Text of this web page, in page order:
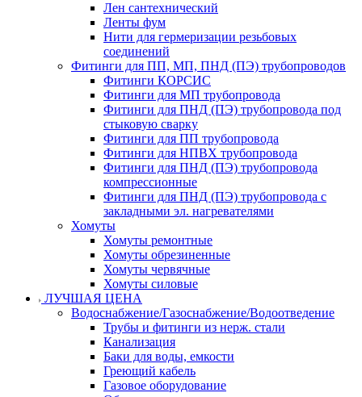
Лен сантехнический
Ленты фум
Нити для гермеризации резьбовых
соединений
Фитинги для ПП, МП, ПНД (ПЭ) трубопроводов
Фитинги КОРСИС
Фитинги для МП трубопровода
Фитинги для ПНД (ПЭ) трубопровода под
стыковую сварку
Фитинги для ПП трубопровода
Фитинги для НПВХ трубопровода
Фитинги для ПНД (ПЭ) трубопровода
компрессионные
Фитинги для ПНД (ПЭ) трубопровода с
закладными эл. нагревателями
Хомуты
Хомуты ремонтные
Хомуты обрезиненные
Хомуты червячные
Хомуты силовые
ЛУЧШАЯ ЦЕНА
Водоснабжение/Газоснабжение/Водоотведение
Трубы и фитинги из нерж. стали
Канализация
Баки для воды, емкости
Греющий кабель
Газовое оборудование